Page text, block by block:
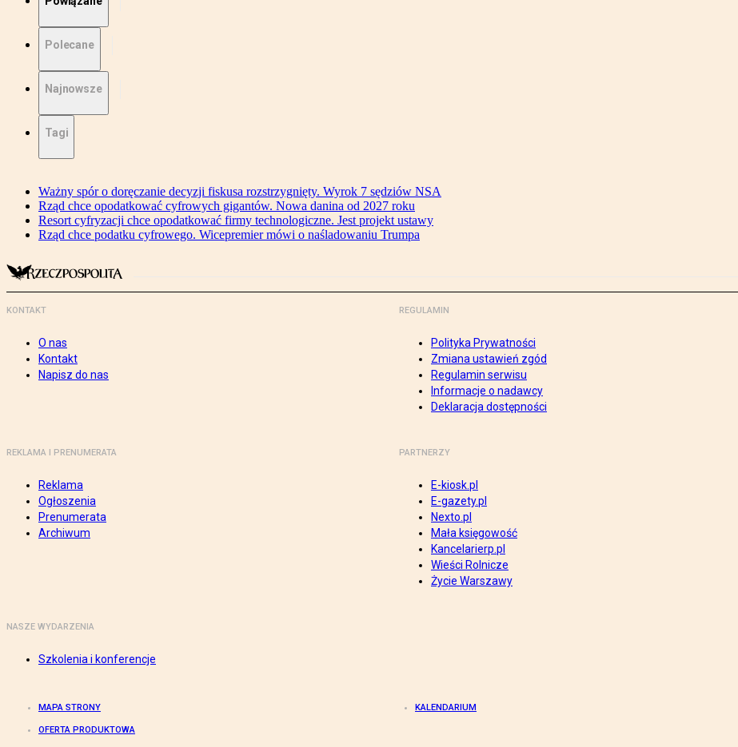
Polecane
Najnowsze
Tagi
Ważny spór o doręczanie decyzji fiskusa rozstrzygnięty. Wyrok 7 sędziów NSA
Rząd chce opodatkować cyfrowych gigantów. Nowa danina od 2027 roku
Resort cyfryzacji chce opodatkować firmy technologiczne. Jest projekt ustawy
Rząd chce podatku cyfrowego. Wicepremier mówi o naśladowaniu Trumpa
KONTAKT
O nas
Kontakt
Napisz do nas
REGULAMIN
Polityka Prywatności
Zmiana ustawień zgód
Regulamin serwisu
Informacje o nadawcy
Deklaracja dostępności
REKLAMA I PRENUMERATA
Reklama
Ogłoszenia
Prenumerata
Archiwum
PARTNERZY
E-kiosk.pl
E-gazety.pl
Nexto.pl
Mała księgowość
Kancelarierp.pl
Wieści Rolnicze
Życie Warszawy
NASZE WYDARZENIA
Szkolenia i konferencje
MAPA STRONY KALENDARIUM
OFERTA PRODUKTOWA